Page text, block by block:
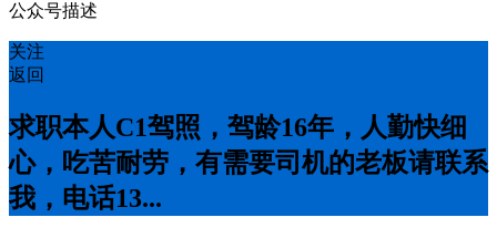
公众号描述
关注
返回
求职本人C1驾照，驾龄16年，人勤快细
心，吃苦耐劳，有需要司机的老板请联系
我，电话13...